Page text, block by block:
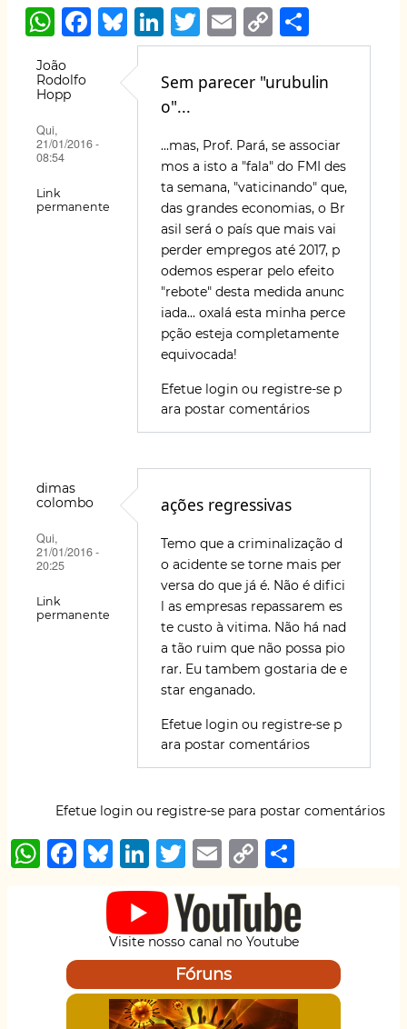
W
h
at
s
A
p
p
F
a
b
o
k
B
lu
e
s
Li
n
k
e
dI
n
T
w
it
r
E
m
ai
C
o
p
Li
n
k
h
ar
João
Rodolfo
Hopp
Qui,
21/01/2016 -
08:54
Link
permanente
Sem parecer "urubulin
o"...
...mas, Prof. Pará, se associar
mos a isto a "fala" do FMI des
ta semana, "vaticinando" que,
das grandes economias, o Br
asil será o país que mais vai
perder empregos até 2017, p
odemos esperar pelo efeito
"rebote" desta medida anunc
iada... oxalá esta minha perce
pção esteja completamente
equivocada!
Efetue login ou registre-se p
ara postar comentários
dimas
colombo
Qui,
21/01/2016 -
20:25
Link
permanente
ações regressivas
Temo que a criminalização d
o acidente se torne mais per
versa do que já é. Não é difici
l as empresas repassarem es
te custo à vitima. Não há nad
a tão ruim que não possa pio
rar. Eu tambem gostaria de e
star enganado.
Efetue login ou registre-se p
ara postar comentários
Efetue login ou registre-se para postar comentários
W
h
F
a
b
o
B
lu
s
k
y
Li
n
e
dI
n
T
w
it
te
r
E
m
ai
l
C
o
p
y
Li
n
ar
e
Visite nosso canal no Youtube
Fóruns